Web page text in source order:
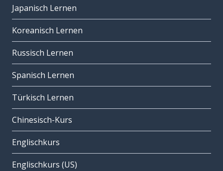
Japanisch Lernen
Koreanisch Lernen
Russisch Lernen
Spanisch Lernen
Türkisch Lernen
Chinesisch-Kurs
Englischkurs
Englischkurs (US)